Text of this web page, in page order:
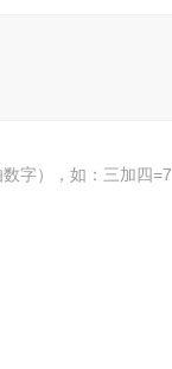
字），如：三加四=7